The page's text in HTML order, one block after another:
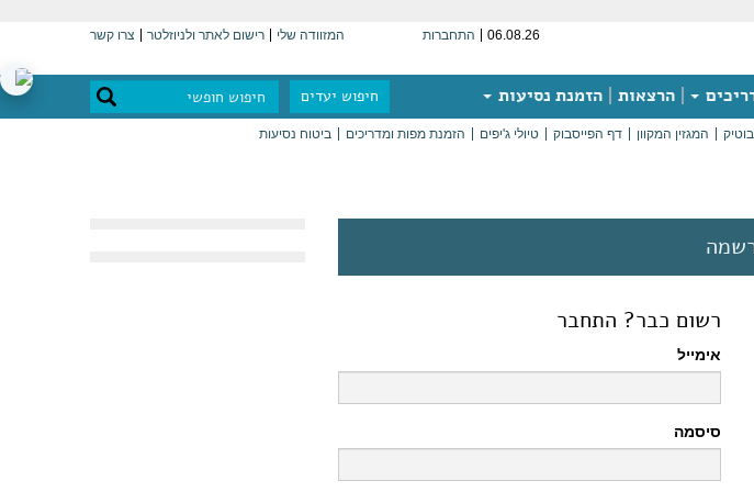
06.08.26 התחברות המזוודה שלי רישום לאתר ולניוזלטר צרו קשר
הרצאות הזמנת נסיעות חיפוש יעדים
המגזין המקוון דף הפייסבוק טיולי ג'יפים הזמנת מפות ומדריכים ביטוח נסיעות
רשום כבר? התחבר
אימייל
סיסמה